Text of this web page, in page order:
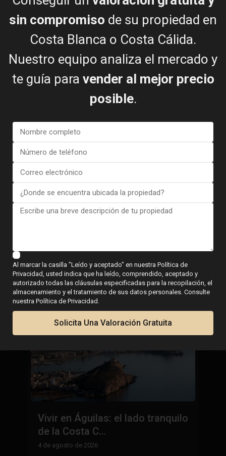
Comprador y vendedor felices
Guías para comprar
Vivir en Águilas: el lado tranquilo
de la Costa C...
4 de agosto de 2026
sin compromiso de su propiedad en
Costa Blanca o Costa Cálida.
Nuestro equipo analiza el mercado y
te guía para vender al mejor precio
posible.
Al marcar la casilla "Leído y aceptado" en nuestra Política de
Privacidad, usted indica que ha leído, comprendido, aceptado y
autorizado todas las cláusulas especificadas para la recopilación, el
almacenamiento y el tratamiento de sus datos personales. Consulte
nuestra Política de Privacidad.
Solicita Una Valoración Gratuita